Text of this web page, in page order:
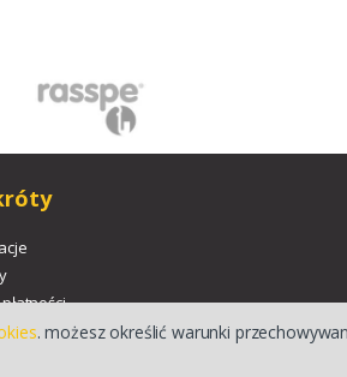
. możesz określić warunki